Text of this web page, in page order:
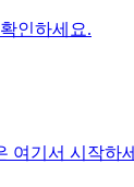
인하세요.
여기서 시작하